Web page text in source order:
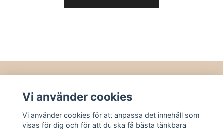
Köpvillkor
Kontakt
Utvalt
Vi använder cookies
Vi använder cookies för att anpassa det innehåll som
visas för dig och för att du ska få bästa tänkbara